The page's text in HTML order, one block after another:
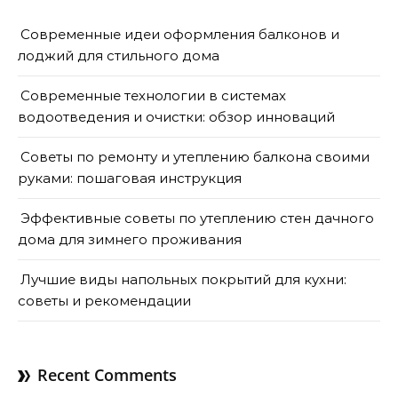
Современные идеи оформления балконов и
лоджий для стильного дома
Современные технологии в системах
водоотведения и очистки: обзор инноваций
Советы по ремонту и утеплению балкона своими
руками: пошаговая инструкция
Эффективные советы по утеплению стен дачного
дома для зимнего проживания
Лучшие виды напольных покрытий для кухни:
советы и рекомендации
Recent Comments